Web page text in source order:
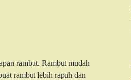
rambut. Rambut mudah
rambut lebih rapuh dan